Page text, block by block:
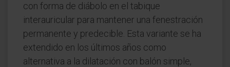
con forma de diábolo en el tabique
interauricular para mantener una fenestración
permanente y predecible. Esta variante se ha
extendido en los últimos años como
alternativa a la dilatación con balón simple,